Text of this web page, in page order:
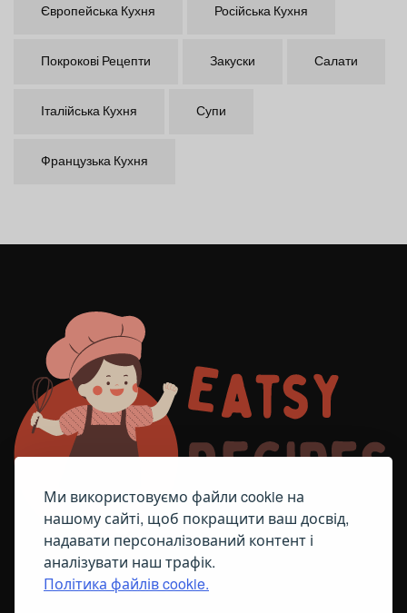
Ми використовуємо файли cookie на
нашому сайті, щоб покращити ваш досвід,
надавати персоналізований контент і
аналізувати наш трафік.
Політика файлів cookie.
Європейська Кухня Російська Кухня
Покрокові Рецепти Закуски Салати
Італійська Кухня Супи
Французька Кухня